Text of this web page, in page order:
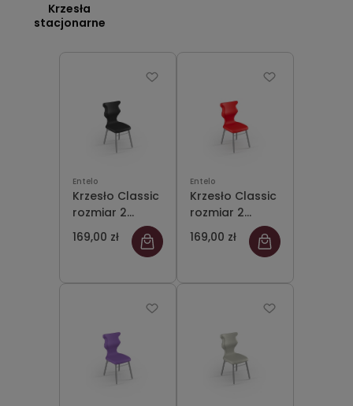
Krzesła
stacjonarne
Entelo
Krzesło Classic
rozmiar 2
siedzisko
czarny
169,00 zł
Entelo
Krzesło Classic
rozmiar 2
siedzisko
czerwony
169,00 zł